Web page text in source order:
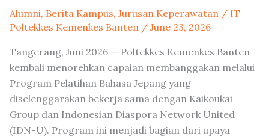
Alumni, Berita Kampus, Jurusan Keperawatan / IT
Poltekkes Kemenkes Banten / June 23, 2026
Tangerang, Juni 2026 — Poltekkes Kemenkes Banten
kembali menorehkan capaian membanggakan melalui
Program Pelatihan Bahasa Jepang yang
diselenggarakan bekerja sama dengan Kaikoukai
Group dan Indonesian Diaspora Network United
(IDN-U). Program ini menjadi bagian dari upaya